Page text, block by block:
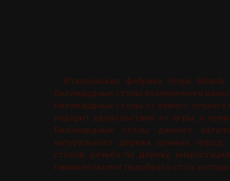
Итальянская фабрика Rogai
биллиардные столы безупречного
биллиардные столы от самого лучшего
подарит удовольствие от игры, а
Биллиардные столы данного
натурального дерева ценных
столов: резьба по дереву,
гамма позволит подобрать стол,